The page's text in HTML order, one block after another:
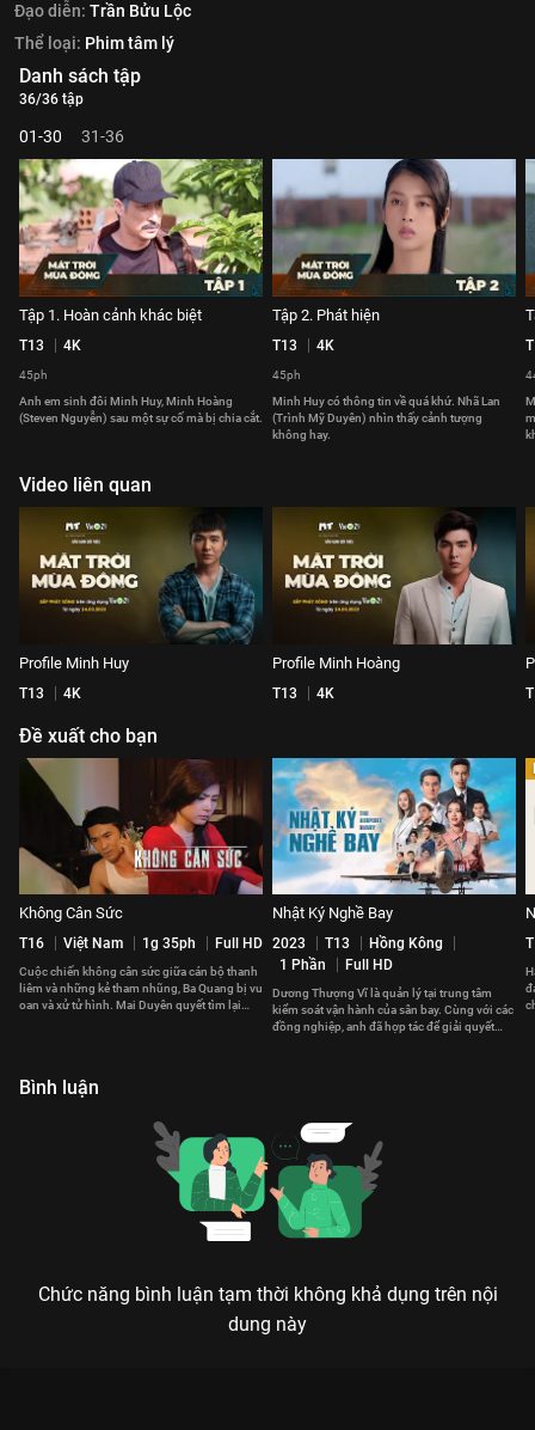
Đạo diễn: Trần Bửu Lộc
Thể loại: Phim tâm lý
Danh sách tập
36/36 tập
01-30 31-36
Tập 1. Hoàn cảnh khác biệt
T13 4K
45ph
Anh em sinh đôi Minh Huy, Minh Hoàng
(Steven Nguyễn) sau một sự cố mà bị chia cắt.
Tập 2. Phát hiện
T13 4K
45ph
Minh Huy có thông tin về quá khứ. Nhã Lan
(Trình Mỹ Duyên) nhìn thấy cảnh tượng
không hay.
Video liên quan
Profile Minh Huy
T13 4K
Profile Minh Hoàng
T13 4K
Đề xuất cho bạn
Không Cân Sức
T16 Việt Nam 1g 35ph Full HD
Cuộc chiến không cân sức giữa cán bộ thanh
liêm và những kẻ tham nhũng, Ba Quang bị vu
oan và xử tử hình. Mai Duyên quyết tìm lại
Nhật Ký Nghề Bay
2023 T13
Hồng Kông
1 Phần
Full HD
Dương Thượng Vĩ là quản lý tại trung tâm
kiểm soát vận hành của sân bay. Cùng với các
đồng nghiệp, anh đã hợp tác để giải quyết
Bình luận
Chức năng bình luận tạm thời không khả dụng trên nội
dung này